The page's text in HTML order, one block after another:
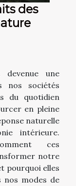
des
une
nos sociétés
du quotidien
en pleine
naturelle
intérieure.
ces
notre
pourquoi elles
nos modes de